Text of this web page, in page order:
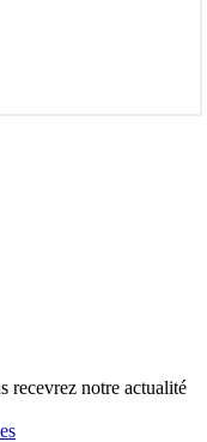
recevrez notre actualité